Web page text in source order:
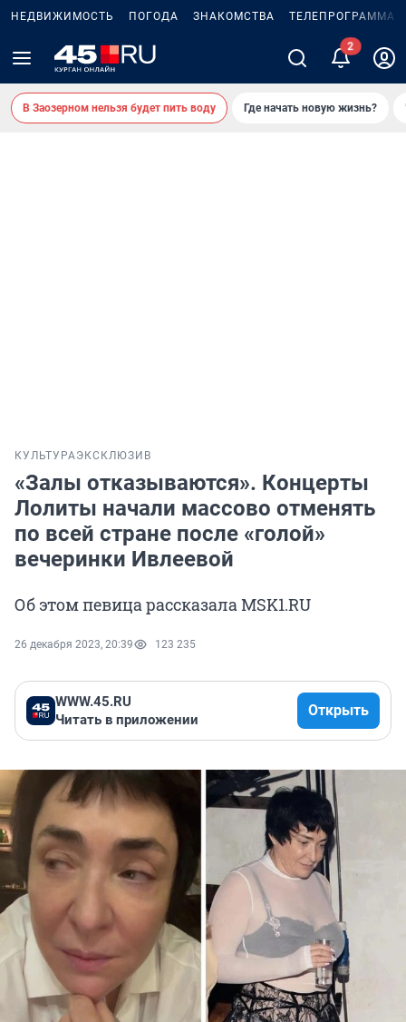
НЕДВИЖИМОСТЬ ПОГОДА ЗНАКОМСТВА ТЕЛЕПРОГРАММА
В Заозерном нельзя будет пить воду Где начать новую жизнь?
КУЛЬТУРАЭКСКЛЮЗИВ
«Залы отказываются». Концерты
Лолиты начали массово отменять
по всей стране после «голой»
вечеринки Ивлеевой
Об этом певица рассказала MSK1.RU
26 декабря 2023, 20:39 123 235
WWW.45.RU
Читать в приложении
Открыть